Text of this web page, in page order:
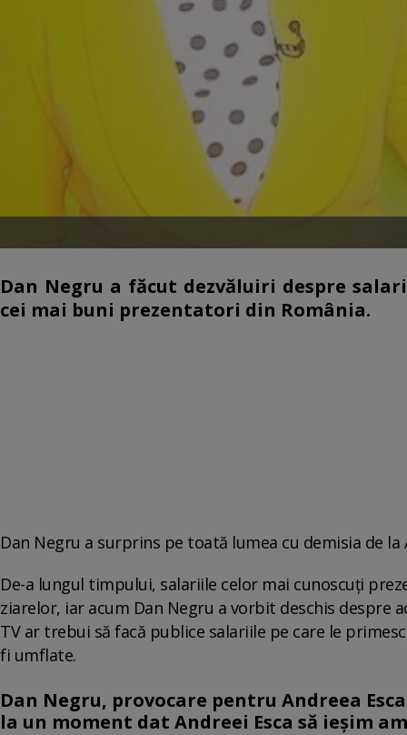
Dan Negru a făcut dezvăluiri despre
cei mai buni prezentatori din România.
Dan Negru a surprins pe toată lumea cu demisia de
De-a lungul timpului, salariile celor mai cunoscuți
ziarelor, iar acum Dan Negru a vorbit deschis despre
TV ar trebui să facă publice salariile pe care le
fi umflate.
Dan Negru, provocare pentru Andreea
la un moment dat Andreei Esca să ieșim